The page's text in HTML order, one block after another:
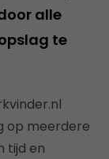
alle
te
op meerdere
tijd en